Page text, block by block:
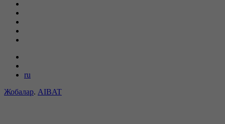
ru
Жобалар. AIBAT